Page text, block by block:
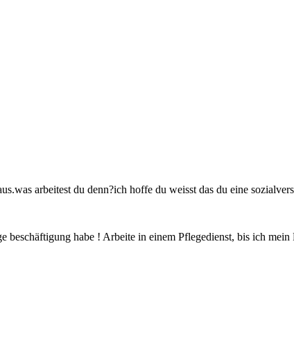
arbeitest du denn?ich hoffe du weisst das du eine
beschäftigung habe ! Arbeite in einem Pflegedienst, bis ich